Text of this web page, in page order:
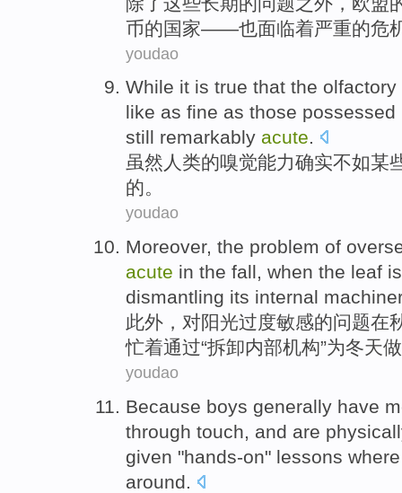
币的国家——也面临着严重的危
youdao
While it is true that the olfactory
like as fine as those
still remarkably acute.
虽然 人类的嗅觉能力确实不如某
的。
youdao
Moreover, the problem of
acute in the fall, when the leaf
dismantling its internal
此外 ，对阳光过度敏感的问题在
忙着通过“拆卸内部机构”为冬天
youdao
Because boys generally have
through touch, and are
given "hands-on" lessons
around.